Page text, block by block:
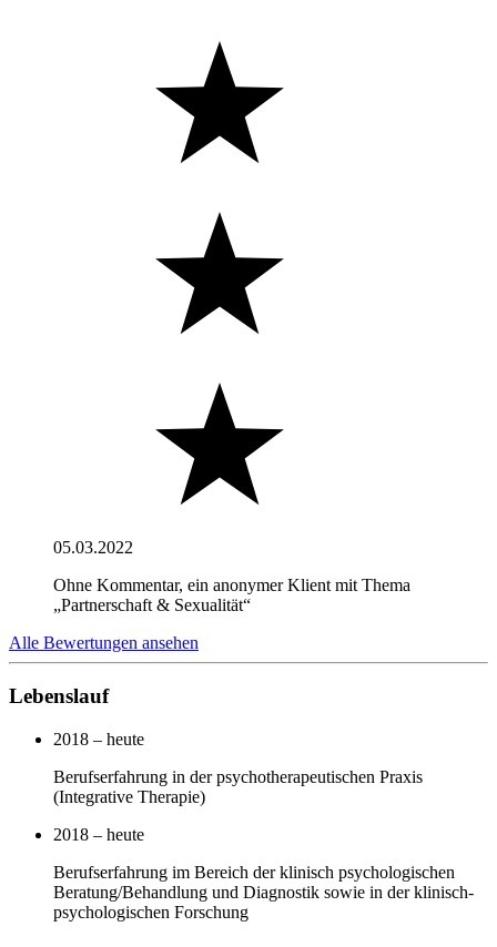
05.03.2022
Ohne Kommentar, ein anonymer Klient mit Thema
„Partnerschaft & Sexualität“
Alle Bewertungen ansehen
Lebenslauf
2018 – heute
Berufserfahrung in der psychotherapeutischen Praxis
(Integrative Therapie)
2018 – heute
Berufserfahrung im Bereich der klinisch psychologischen
Beratung/Behandlung und Diagnostik sowie in der klinisch-
psychologischen Forschung